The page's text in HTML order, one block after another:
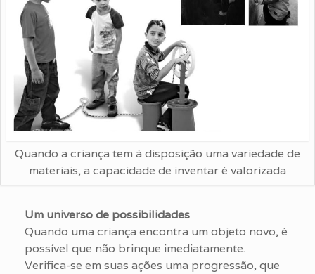
Quando a criança tem à disposição uma variedade de
materiais, a capacidade de inventar é valorizada
Um universo de possibilidades
Quando uma criança encontra um objeto novo, é
possível que não brinque imediatamente.
Verifica-se em suas ações uma progressão, que